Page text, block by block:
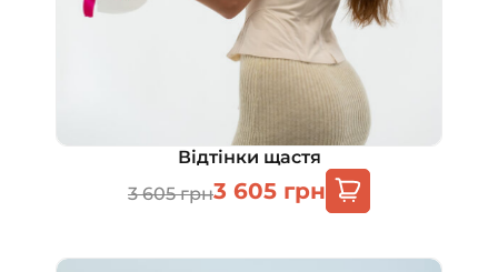
Відтінки щастя
3 605 грн3 605 грн